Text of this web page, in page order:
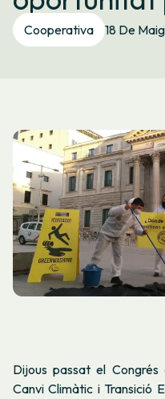
Tràmits
Cooperativa 18 De
Dijous passat el
Canvi Climàtic i Transició